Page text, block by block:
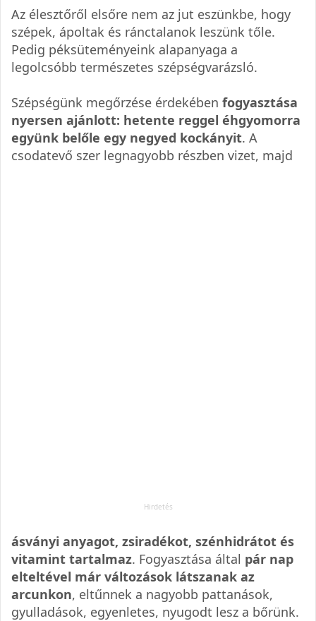
Az élesztőről elsőre nem az jut eszünkbe, hogy
szépek, ápoltak és ránctalanok leszünk tőle.
Pedig péksüteményeink alapanyaga a
legolcsóbb természetes szépségvarázsló.
Szépségünk megőrzése érdekében fogyasztása
nyersen ajánlott: hetente reggel éhgyomorra
együnk belőle egy negyed kockányit. A
csodatevő szer legnagyobb részben vizet, majd
ásványi anyagot, zsiradékot, szénhidrátot és
vitamint tartalmaz. Fogyasztása által pár nap
elteltével már változások látszanak az
arcunkon, eltűnnek a nagyobb pattanások,
gyulladások, egyenletes, nyugodt lesz a bőrünk.